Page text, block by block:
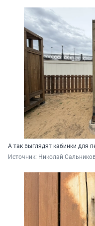
А так выглядят кабинки для
Источник: Николай